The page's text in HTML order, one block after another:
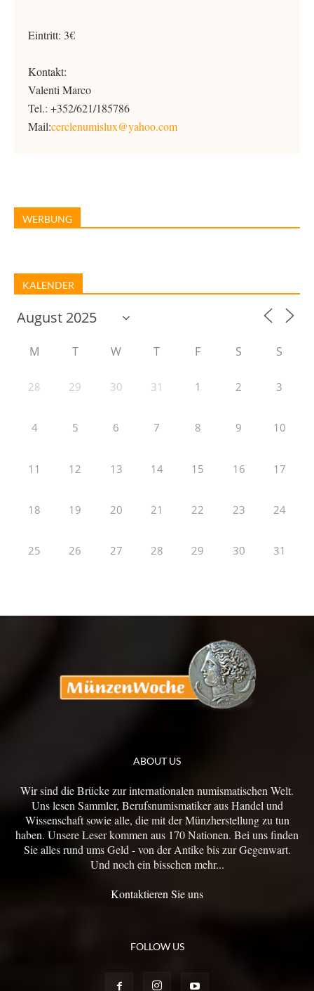
Eintritt: 3€
Kontakt:
Valenti Marco
Tel.: +352/621/185786
Mail:cerclenumislux@yahoo.com
WERBUNG
KALENDER
M T W T F S S
28 29 30 31 1 2 3
4 5 6 7 8 9 10
11 12 13 14 15 16 17
18 19 20 21 22 23 24
25 26 27 28 29 30 31
ABOUT US
Wir sind die Brücke zur internationalen numismatischen Welt.
Uns lesen Sammler, Berufsnumismatiker aus Handel und
Wissenschaft sowie alle, die mit der Münzherstellung zu tun
haben. Unsere Leser kommen aus 170 Nationen. Bei uns finden
Sie alles rund ums Geld - von der Antike bis zur Gegenwart.
Und noch ein bisschen mehr...
Kontaktieren Sie uns
FOLLOW US